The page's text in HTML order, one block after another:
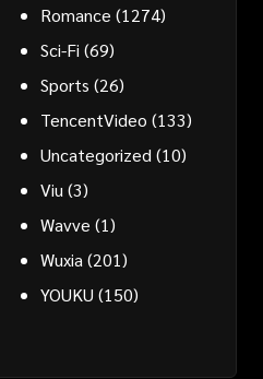
Romance (1274)
Sci-Fi (69)
Sports (26)
TencentVideo (133)
Uncategorized (10)
Viu (3)
Wavve (1)
Wuxia (201)
YOUKU (150)